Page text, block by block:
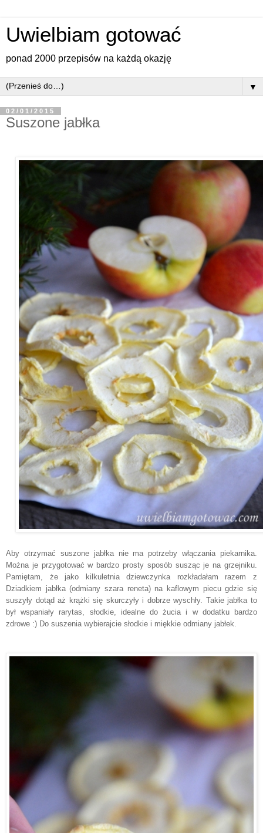
Uwielbiam gotować
ponad 2000 przepisów na każdą okazję
▼
02/01/2015
Suszone jabłka
Aby otrzymać suszone jabłka nie ma potrzeby włączania piekarnika.
Można je przygotować w bardzo prosty sposób susząc je na grzejniku.
Pamiętam, że jako kilkuletnia dziewczynka rozkładałam razem z
Dziadkiem jabłka (odmiany szara reneta) na kaflowym piecu gdzie się
suszyły dotąd aż krążki się skurczyły i dobrze wyschły. Takie jabłka to
był wspaniały rarytas, słodkie, idealne do żucia i w dodatku bardzo
zdrowe :) Do suszenia wybierajcie słodkie i miękkie odmiany jabłek.